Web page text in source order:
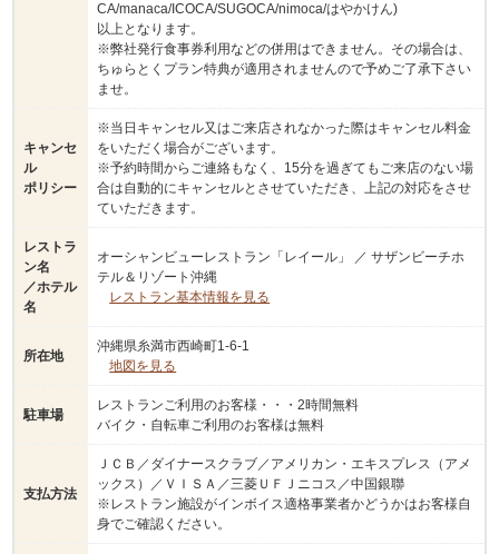
CA/manaca/ICOCA/SUGOCA/nimoca/はやかけん)
以上となります。
※弊社発行食事券利用などの併用はできません。その場合は、
ちゅらとくプラン特典が適用されませんので予めご了承下さい
ませ。
キャンセ
ル
ポリシー
※当日キャンセル又はご来店されなかった際はキャンセル料金
をいただく場合がございます。
※予約時間からご連絡もなく、15分を過ぎてもご来店のない場
合は自動的にキャンセルとさせていただき、上記の対応をさせ
ていただきます。
レストラ
ン名
／ホテル
名
オーシャンビューレストラン「レイール」 ／ サザンビーチホ
テル＆リゾート沖縄
レストラン基本情報を見る
所在地
沖縄県糸満市西崎町1-6-1
地図を見る
駐車場
レストランご利用のお客様・・・2時間無料
バイク・自転車ご利用のお客様は無料
支払方法
ＪＣＢ／ダイナースクラブ／アメリカン・エキスプレス（アメ
ックス）／ＶＩＳＡ／三菱ＵＦＪニコス／中国銀聯
※レストラン施設がインボイス適格事業者かどうかはお客様自
身でご確認ください。